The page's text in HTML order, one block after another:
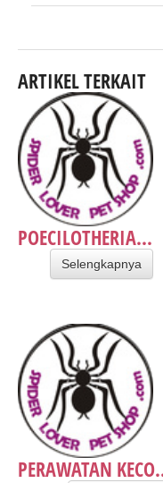
ARTIKEL TERKAIT
POECILOTHERIA...
Selengkapnya
PERAWATAN